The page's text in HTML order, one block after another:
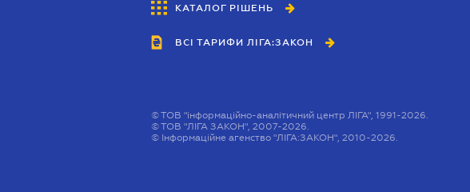
БУХГАЛТЕР&ЗАКОН
ВІСНИК МСФЗ
КАТАЛОГ РІШЕНЬ
ВСІ ТАРИФИ ЛІГА:ЗАКОН
©ТОВ "інформаційно-аналітичний центр ЛІГА", 1991-2026.
©ТОВ "ЛІГА ЗАКОН", 2007-2026.
© Інформаційне агенство "ЛІГА:ЗАКОН", 2010-2026.